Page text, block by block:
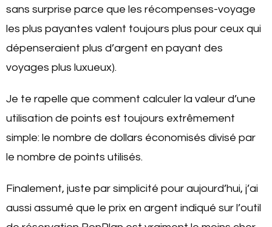
sans surprise parce que les récompenses-voyage
les plus payantes valent toujours plus pour ceux qui
dépenseraient plus d’argent en payant des
voyages plus luxueux).
Je te rapelle que comment calculer la valeur d’une
utilisation de points est toujours extrêmement
simple: le nombre de dollars économisés divisé par
le nombre de points utilisés.
Finalement, juste par simplicité pour aujourd’hui, j’ai
aussi assumé que le prix en argent indiqué sur l’outil